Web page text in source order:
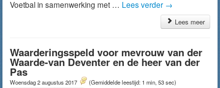
Voetbal in samenwerking met … Lees verder →
Lees meer
Waarderingsspeld voor mevrouw van der
Waarde-van Deventer en de heer van der
Pas
Woensdag 2 augustus 2017 (Gemiddelde leestijd: 1 min, 53 sec)